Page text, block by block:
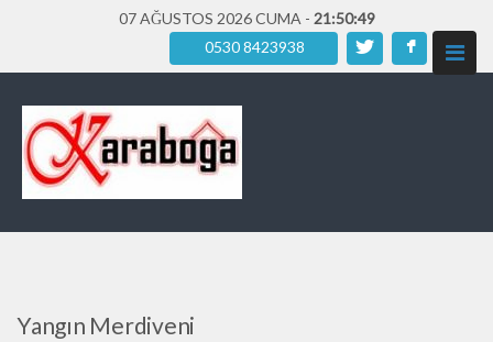
07 AĞUSTOS 2026 CUMA - 21:50:51
0530 8423938
Yangın Merdiveni